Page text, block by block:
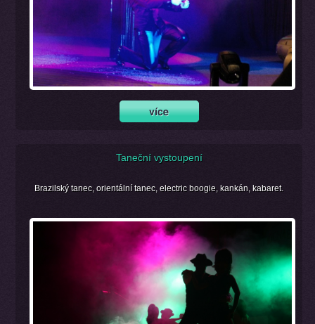
Taneční vystoupení
Brazilský tanec, orientální tanec, electric boogie, kankán, kabaret.